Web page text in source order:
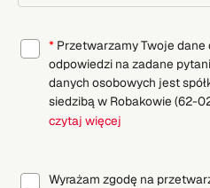
* Przetwarzamy Twoje
odpowiedzi na zadane
danych osobowych jest
siedzibą w Robakowie (62-
czytaj więcej
Wyrażam zgodę na